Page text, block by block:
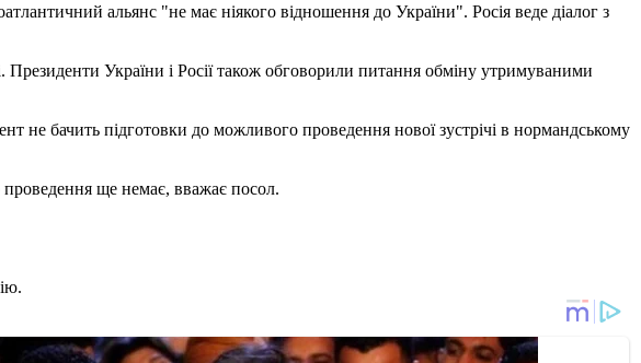
альянс "не має ніякого відношення до України". Росія веде діалог з
Президенти України і Росії також обговорили питання обміну утримуваними
не бачить підготовки до можливого проведення нової зустрічі в нормандському
проведення ще немає, вважає посол.